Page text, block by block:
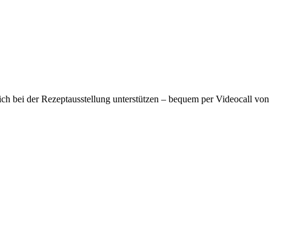
bei der Rezeptausstellung unterstützen – bequem per Videocall von